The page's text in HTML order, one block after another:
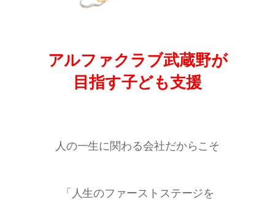
アルファクラブ武蔵野が
目指す子ども支援
人の一生に関わる会社だからこそ
「人生のファーストステージを